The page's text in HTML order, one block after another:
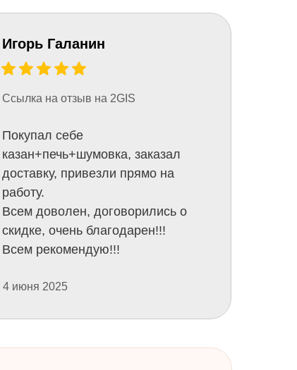
Покупал себе
казан+печь+шумовка, заказал
доставку, привезли прямо на
работу.
Всем доволен, договорились о
скидке, очень благодарен!!!
Всем рекомендую!!!
Ссылка на отзыв на 2GIS
​Игорь Галанин
4 июня 2025